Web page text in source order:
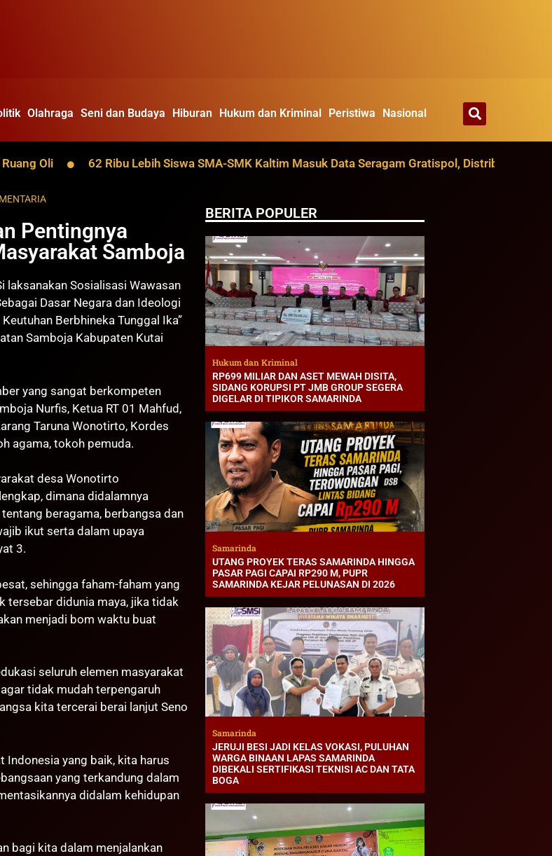
Olahraga Seni dan Budaya Hiburan Hukum dan Kriminal Peristiwa Nasional
Oli 62 Ribu Lebih Siswa SMA-SMK Kaltim Masuk Data Seragam Gratispol, Distribusi Ditarget
Pentingnya
Samboja
laksanakan Sosialisasi Wawasan
Dasar Negara dan Ideologi
Berbhineka Tunggal Ika”
Samboja Kabupaten Kutai
yang sangat berkompeten
Nurfis, Ketua RT 01 Mahfud,
Taruna Wonotirto, Kordes
agama, tokoh pemuda.
desa Wonotirto
dimana didalamnya
beragama, berbangsa dan
ikut serta dalam upaya
3.
sehingga faham-faham yang
tersebar didunia maya, jika tidak
menjadi bom waktu buat
seluruh elemen masyarakat
tidak mudah terpengaruh
kita tercerai berai lanjut Seno
Indonesia yang baik, kita harus
yang terkandung dalam
didalam kehidupan
bagi kita dalam menjalankan
BERITA POPULER
Hukum dan Kriminal
RP699 MILIAR DAN ASET MEWAH DISITA,
SIDANG KORUPSI PT JMB GROUP SEGERA
DIGELAR DI TIPIKOR SAMARINDA
Samarinda
UTANG PROYEK TERAS SAMARINDA HINGGA
PASAR PAGI CAPAI RP290 M, PUPR
SAMARINDA KEJAR PELUNASAN DI 2026
Samarinda
JERUJI BESI JADI KELAS VOKASI, PULUHAN
WARGA BINAAN LAPAS SAMARINDA
DIBEKALI SERTIFIKASI TEKNISI AC DAN TATA
BOGA